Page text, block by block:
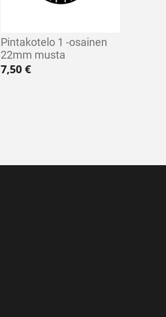
Pintakotelo 1 -osainen
22mm musta
7,50€